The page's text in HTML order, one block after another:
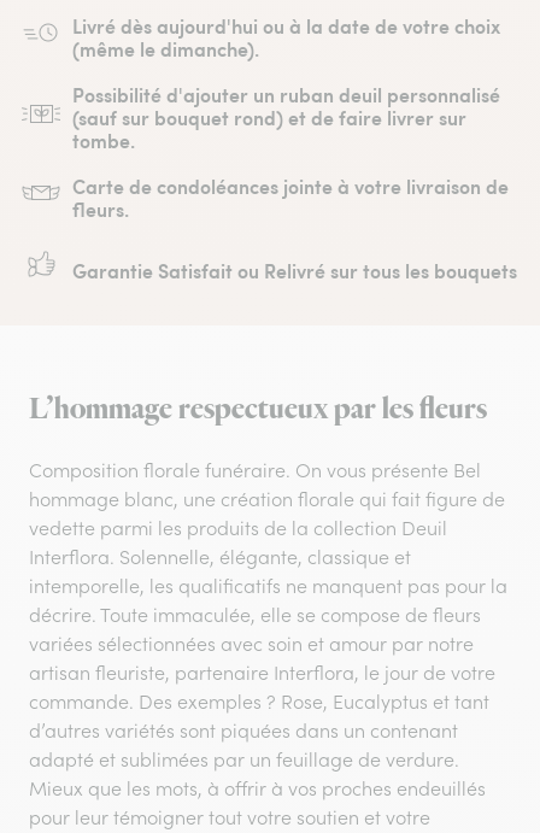
Livré dès aujourd'hui ou à la date de votre choix
(même le dimanche).
Possibilité d'ajouter un ruban deuil personnalisé
(sauf sur bouquet rond) et de faire livrer sur
tombe.
Carte de condoléances jointe à votre livraison de
fleurs.
Garantie Satisfait ou Relivré sur tous les bouquets
L’hommage respectueux par les fleurs
Composition florale funéraire. On vous présente Bel
hommage blanc, une création florale qui fait figure de
vedette parmi les produits de la collection Deuil
Interflora. Solennelle, élégante, classique et
intemporelle, les qualificatifs ne manquent pas pour la
décrire. Toute immaculée, elle se compose de fleurs
variées sélectionnées avec soin et amour par notre
artisan fleuriste, partenaire Interflora, le jour de votre
commande. Des exemples ? Rose, Eucalyptus et tant
d’autres variétés sont piquées dans un contenant
adapté et sublimées par un feuillage de verdure.
Mieux que les mots, à offrir à vos proches endeuillés
pour leur témoigner tout votre soutien et votre